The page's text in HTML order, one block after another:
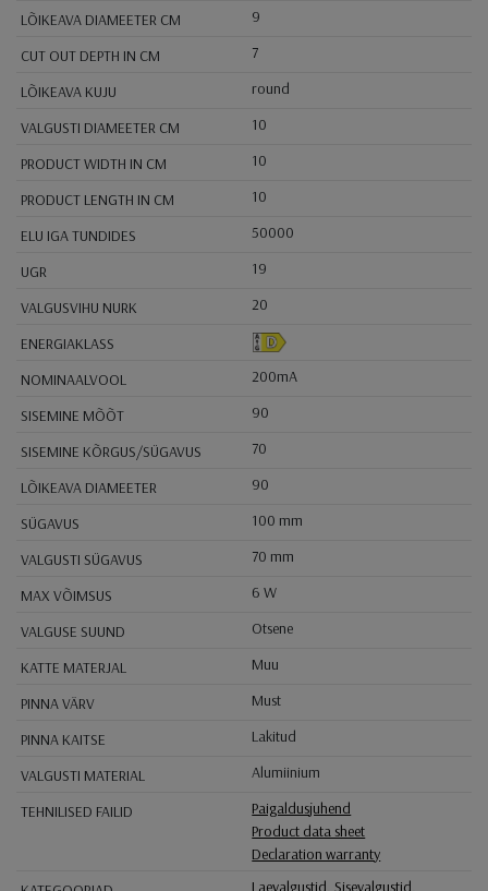
LÕIKEAVA DIAMEETER CM
9
CUT OUT DEPTH IN CM
7
LÕIKEAVA KUJU
round
VALGUSTI DIAMEETER CM
10
PRODUCT WIDTH IN CM
10
PRODUCT LENGTH IN CM
10
ELU IGA TUNDIDES
50000
UGR
19
VALGUSVIHU NURK
20
ENERGIAKLASS
NOMINAALVOOL
200mA
SISEMINE MÕÕT
90
SISEMINE KÕRGUS/SÜGAVUS
70
LÕIKEAVA DIAMEETER
90
SÜGAVUS
100 mm
VALGUSTI SÜGAVUS
70 mm
MAX VÕIMSUS
6 W
VALGUSE SUUND
Otsene
KATTE MATERJAL
Muu
PINNA VÄRV
Must
PINNA KAITSE
Lakitud
VALGUSTI MATERIAL
Alumiinium
TEHNILISED FAILID
Paigaldusjuhend
Product data sheet
Declaration warranty
Laevalgustid ,Sisevalgustid